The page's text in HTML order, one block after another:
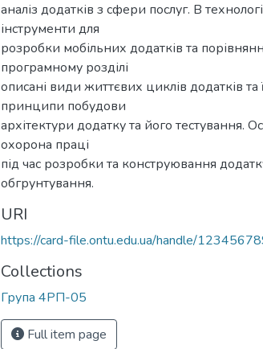
аналіз додатків з сфери послуг. В
інструменти для
розробки мобільних додатків та
програмному розділі
описані види життєвих циклів додатків та
принципи побудови
архітектури додатку та його тестування.
охорона праці
під час розробки та конструювання
обгрунтування.
URI
https://card-file.ontu.edu.ua/handle/
Collections
Група 4РП-05
Full item page